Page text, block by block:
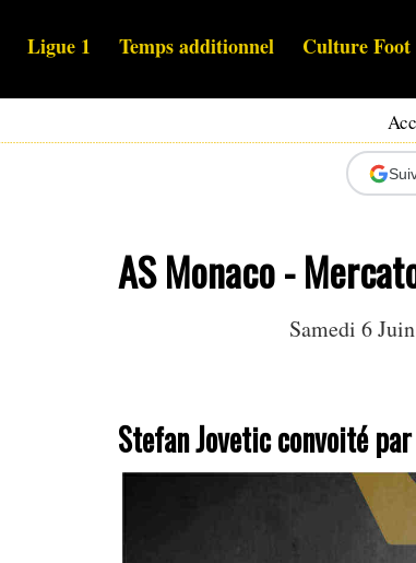
Ligue 1 Temps additionnel Culture
AS Monaco -
Samedi 6
Stefan Jovetic convoité